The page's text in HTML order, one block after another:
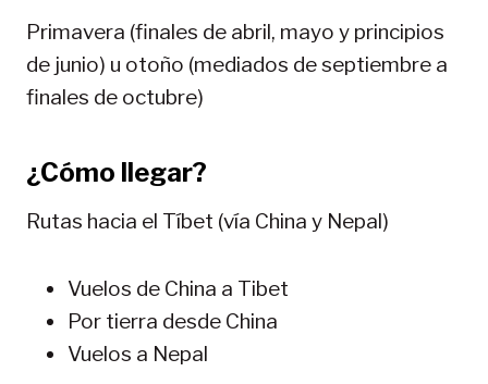
Primavera (finales de abril, mayo y principios
de junio) u otoño (mediados de septiembre a
finales de octubre)
¿Cómo llegar?
Rutas hacia el Tíbet (vía China y Nepal)
Vuelos de China a Tibet
Por tierra desde China
Vuelos a Nepal